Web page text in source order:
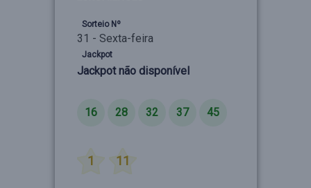
Sorteio Nº
31 - Sexta-feira
Jackpot
Jackpot não disponível
16 28 32 37 45
1 11